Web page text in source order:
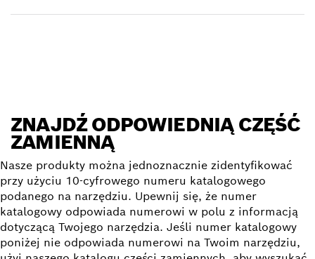
ZNAJDŹ ODPOWIEDNIĄ CZĘŚĆ
ZAMIENNĄ
Nasze produkty można jednoznacznie zidentyfikować
przy użyciu 10-cyfrowego numeru katalogowego
podanego na narzędziu. Upewnij się, że numer
katalogowy odpowiada numerowi w polu z informacją
dotyczącą Twojego narzędzia. Jeśli numer katalogowy
poniżej nie odpowiada numerowi na Twoim narzędziu,